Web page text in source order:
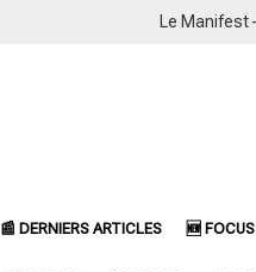
Le Manifest
📰 DERNIERS ARTICLES 🆕